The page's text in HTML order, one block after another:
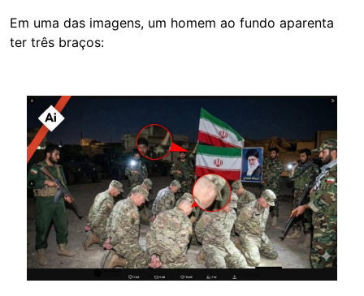
Em uma das imagens, um homem ao fundo aparenta
ter três braços:
Image